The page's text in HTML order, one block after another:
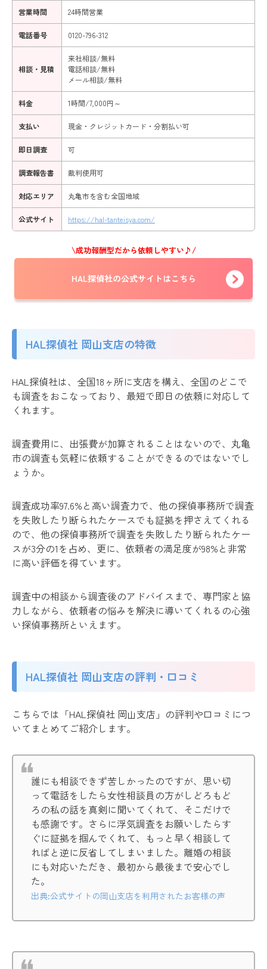
営業時間 24時間営業
電話番号 0120-796-312
相談・見積
来社相談/無料
電話相談/無料
メール相談/無料
料金 1時間/7,000円～
支払い 現金・クレジットカード・分割払い可
即日調査 可
調査報告書 裁判使用可
対応エリア 丸亀市を含む全国地域
公式サイト https://hal-tanteisya.com/
\成功報酬型だから依頼しやすい♪/
HAL探偵社の公式サイトはこちら
HAL探偵社 岡山支店の特徴
HAL探偵社は、全国18ヶ所に支店を構え、全国のどこで
も調査をおこなっており、最短で即日の依頼に対応して
くれます。
調査費用に、出張費が加算されることはないので、丸亀
市の調査も気軽に依頼することができるのではないでし
ょうか。
調査成功率97.6%と高い調査力で、他の探偵事務所で調査
を失敗したり断られたケースでも証拠を押さえてくれる
ので、他の探偵事務所で調査を失敗したり断られたケー
スが3分の1を占め、更に、依頼者の満足度が98%と非常
に高い評価を得ています。
調査中の相談から調査後のアドバイスまで、専門家と協
力しながら、依頼者の悩みを解決に導いてくれるの心強
い探偵事務所といえます。
HAL探偵社 岡山支店の評判・口コミ
こちらでは「HAL探偵社 岡山支店」の評判や口コミにつ
いてまとめてご紹介します。
誰にも相談できず苦しかったのですが、思い切
って電話をしたら女性相談員の方がしどろもど
ろの私の話を真剣に聞いてくれて、そこだけで
も感謝です。さらに浮気調査をお願いしたらす
ぐに証拠を掴んでくれて、もっと早く相談して
ればと逆に反省してしまいました。離婚の相談
にも対応いただき、最初から最後まで安心でし
た。
出典:公式サイトの岡山支店を利用されたお客様の声